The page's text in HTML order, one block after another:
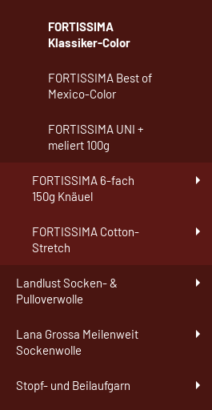
FORTISSIMA
Klassiker-Color
FORTISSIMA Best of
Mexico-Color
FORTISSIMA UNI +
meliert 100g
FORTISSIMA 6-fach
150g Knäuel
FORTISSIMA Cotton-
Stretch
Landlust Socken- &
Pulloverwolle
Lana Grossa Meilenweit
Sockenwolle
Stopf- und Beilaufgarn